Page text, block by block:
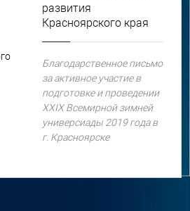
монтажу Комплекса
инженерно-технических
средств охраны
периметра акционерного
общества
«Международный
аэропорт «Нижний
Новгород», построенного
на базе Системы охраны и
управления доступом
развития
Красноярского края
Благодарственное письмо
за активное участие в
подготовке и проведении
XXIX Всемирной зимней
универсиады 2019 года в
г. Красноярске